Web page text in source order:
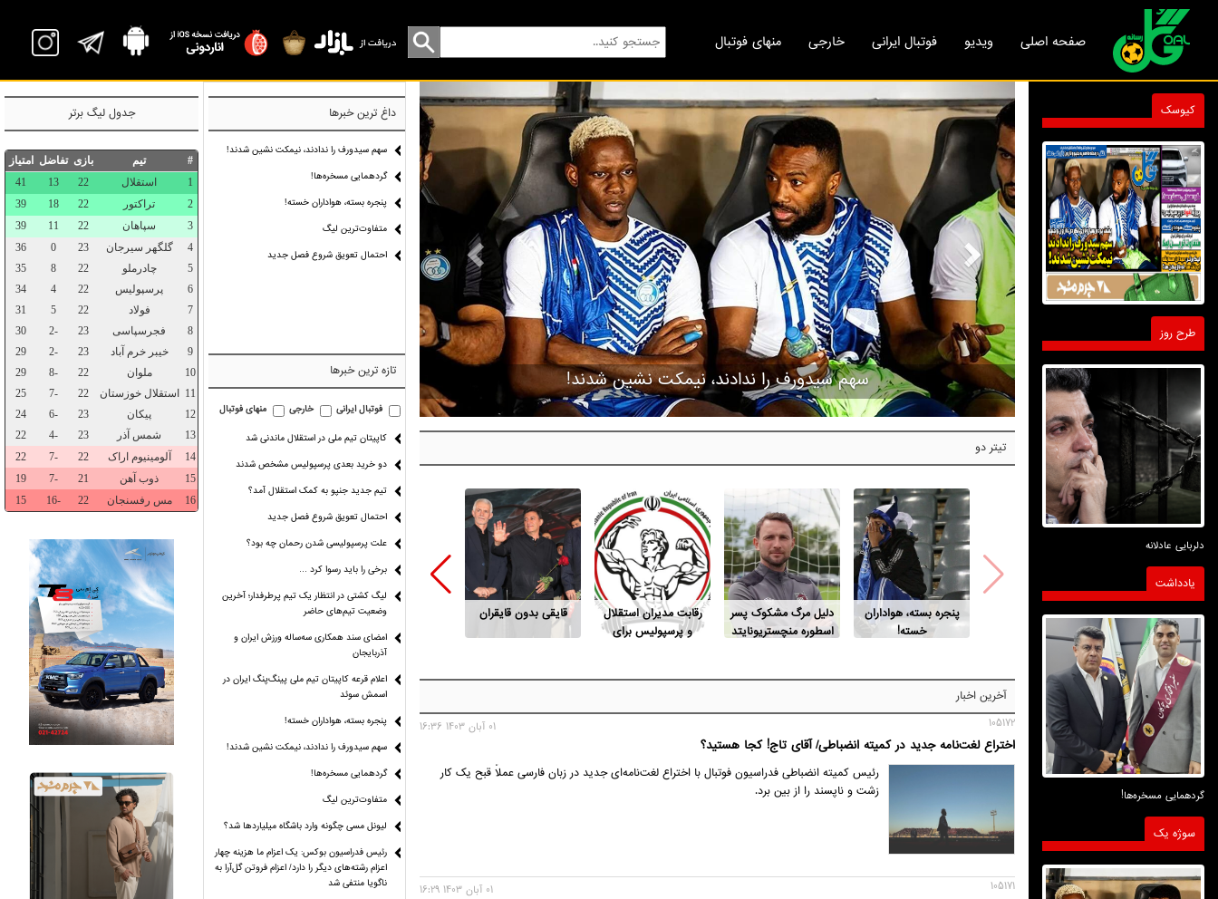
صفحه اصلی ویدیو فوتبال ایرانی خارجی منهای فوتبال
گردهمایی مسخره‌ها!
Previous Next
تیتر دو
پنجره بسته، هواداران
خسته!
دلیل مرگ مشکوک پسر
اسطوره منچستریونایتد
رقابت مدیران استقلال
و پرسپولیس برای
قایقی بدون قایقران
این پول‌ها از کجا
می‌آید؟
قد «شایعه» هم کوتاه
شده!
پارسال طوفانی،امسال
بی‌بخار!
آخرین اخبار
105172
اختراع لغت‌نامه جدید در کمیته انضباطی/ آقای تاج! کجا هستید؟
01 آبان 1403 16:36
رئیس کمیته انضباطی فدراسیون فوتبال با اختراع لغت‌نامه‌ای جدید در زبان فارسی عملاً قبح یک کار
زشت و ناپسند را از بین برد.
105171 01 آبان 1403 16:29
کیوسک
طرح روز
دلربایی عادلانه
یادداشت
گردهمایی مسخره‌ها!
سوژه یک
داغ ترین خبرها
سهم سیدورف را ندادند، نیمکت نشین شدند!
گردهمایی مسخره‌ها!
پنجره بسته، هواداران خسته!
متفاوت‌ترین لیگ
احتمال تعویق شروع فصل جدید
تازه ترین خبرها
فوتبال ایرانی خارجی منهای فوتبال
کاپیتان تیم ملی در استقلال ماندنی شد
دو خرید بعدی پرسپولیس مشخص شدند
تیم جدید جنپو به کمک استقلال آمد؟
احتمال تعویق شروع فصل جدید
علت پرسپولیسی شدن رحمان چه بود؟
برخی را باید رسوا کرد …
لیگ کشتی در انتظار یک تیم پرطرفدار؛ آخرین
وضعیت تیم‌های حاضر
امضای سند همکاری سه‌ساله ورزش ایران و
آذربایجان
اعلام قرعه کاپیتان تیم ملی پینگ‌پنگ ایران در
اسمش سوئد
پنجره بسته، هواداران خسته!
سهم سیدورف را ندادند، نیمکت نشین شدند!
گردهمایی مسخره‌ها!
متفاوت‌ترین لیگ
لیونل مسی چگونه وارد باشگاه میلیاردها شد؟
رئیس فدراسیون بوکس: یک اعزام ما هزینه چهار
اعزام رشته‌های دیگر را دارد/ اعزام فروتن گل‌آرا به
ناگویا منتفی شد
جدول لیگ برتر